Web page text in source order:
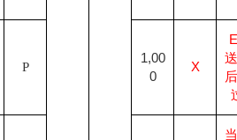
P
1,00
0
X